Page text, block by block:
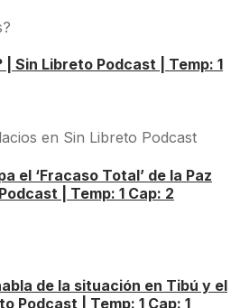
| Sin Libreto Podcast | Temp: 1
el ‘Fracaso Total’ de la Paz
| Temp: 1 Cap: 2
de la situación en Tibú y el
Podcast | Temp: 1 Cap: 1